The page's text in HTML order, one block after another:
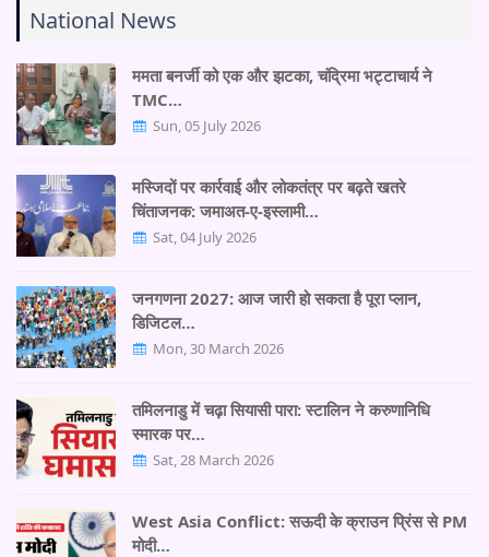
National News
ममता बनर्जी को एक और झटका, चंद्रिमा भट्टाचार्य ने
TMC…
Sun, 05 July 2026
मस्जिदों पर कार्रवाई और लोकतंत्र पर बढ़ते खतरे
चिंताजनक: जमाअत-ए-इस्लामी…
Sat, 04 July 2026
जनगणना 2027: आज जारी हो सकता है पूरा प्लान,
डिजिटल…
Mon, 30 March 2026
तमिलनाडु में चढ़ा सियासी पारा: स्टालिन ने करुणानिधि
स्मारक पर…
Sat, 28 March 2026
West Asia Conflict: सऊदी के क्राउन प्रिंस से PM
मोदी…